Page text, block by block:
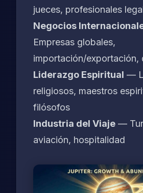
jueces, profesionales
Negocios
Empresas globales,
importación/exportación,
Liderazgo Espiritual —
religiosos, maestros
filósofos
Industria del Viaje —
aviación, hospitalidad